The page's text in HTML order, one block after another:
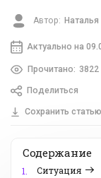
Автор: Наталья
Актуально на
Прочитано: 3822
Поделиться
Сохранить статью
Содержание
1.
Ситуация